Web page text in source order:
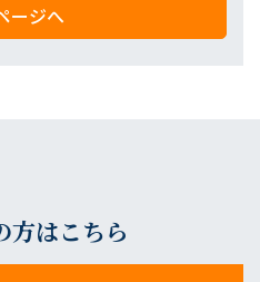
ージへ
方はこちら